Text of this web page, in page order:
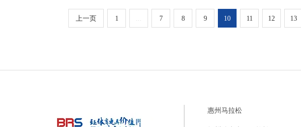
上一页 1 ... 7 8 9 10 11 12 13
惠州马拉松